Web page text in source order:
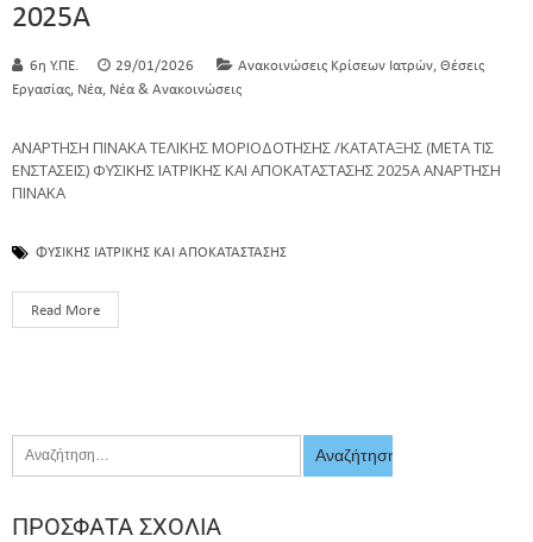
2025Α
6η Υ.ΠΕ. 29/01/2026 Ανακοινώσεις Κρίσεων Ιατρών, Θέσεις
Εργασίας, Νέα, Νέα & Ανακοινώσεις
ΑΝΑΡΤΗΣΗ ΠΙΝΑΚΑ ΤΕΛΙΚΗΣ ΜΟΡΙΟΔΟΤΗΣΗΣ /ΚΑΤΑΤΑΞΗΣ (ΜΕΤΑ ΤΙΣ
ΕΝΣΤΑΣΕΙΣ) ΦΥΣΙΚΗΣ ΙΑΤΡΙΚΗΣ ΚΑΙ ΑΠΟΚΑΤΑΣΤΑΣΗΣ 2025Α ΑΝΑΡΤΗΣΗ
ΠΙΝΑΚΑ
ΦΥΣΙΚΗΣ ΙΑΤΡΙΚΗΣ ΚΑΙ ΑΠΟΚΑΤΑΣΤΑΣΗΣ
Read More
ΠΡΌΣΦΑΤΑ ΣΧΌΛΙΑ